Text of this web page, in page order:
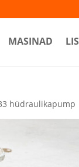
MASINAD
hüdraulikapump